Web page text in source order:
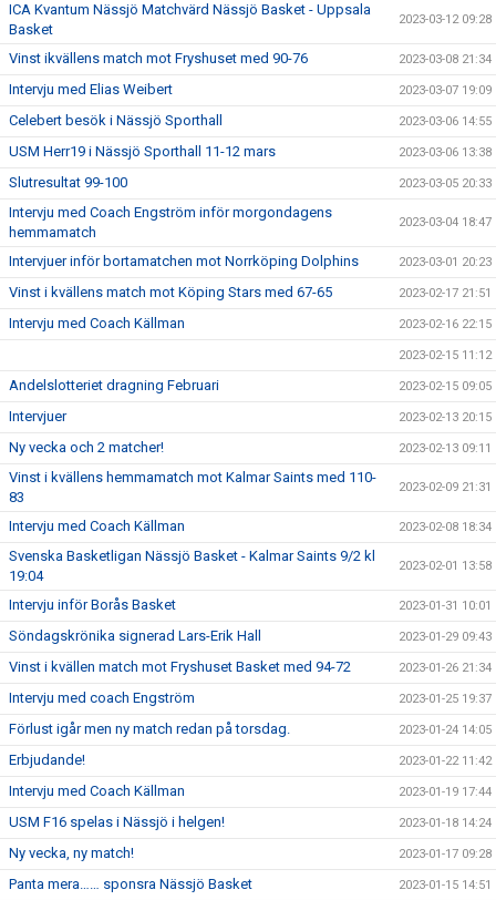
ICA Kvantum Nässjö Matchvärd Nässjö Basket - Uppsala
Basket
2023-03-12 09:28
Vinst ikvällens match mot Fryshuset med 90-76 2023-03-08 21:34
Intervju med Elias Weibert 2023-03-07 19:09
Celebert besök i Nässjö Sporthall 2023-03-06 14:55
USM Herr19 i Nässjö Sporthall 11-12 mars 2023-03-06 13:38
Slutresultat 99-100 2023-03-05 20:33
Intervju med Coach Engström inför morgondagens
hemmamatch
2023-03-04 18:47
Intervjuer inför bortamatchen mot Norrköping Dolphins 2023-03-01 20:23
Vinst i kvällens match mot Köping Stars med 67-65 2023-02-17 21:51
Intervju med Coach Källman 2023-02-16 22:15
2023-02-15 11:12
Andelslotteriet dragning Februari 2023-02-15 09:05
Intervjuer 2023-02-13 20:15
Ny vecka och 2 matcher! 2023-02-13 09:11
Vinst i kvällens hemmamatch mot Kalmar Saints med 110-
83
2023-02-09 21:31
Intervju med Coach Källman 2023-02-08 18:34
Svenska Basketligan Nässjö Basket - Kalmar Saints 9/2 kl
19:04
2023-02-01 13:58
Intervju inför Borås Basket 2023-01-31 10:01
Söndagskrönika signerad Lars-Erik Hall 2023-01-29 09:43
Vinst i kvällen match mot Fryshuset Basket med 94-72 2023-01-26 21:34
Intervju med coach Engström 2023-01-25 19:37
Förlust igår men ny match redan på torsdag. 2023-01-24 14:05
Erbjudande! 2023-01-22 11:42
Intervju med Coach Källman 2023-01-19 17:44
USM F16 spelas i Nässjö i helgen! 2023-01-18 14:24
Ny vecka, ny match! 2023-01-17 09:28
Panta mera…… sponsra Nässjö Basket 2023-01-15 14:51